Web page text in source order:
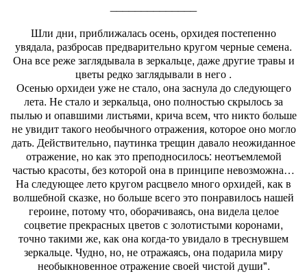
Шли дни, приближалась осень, орхидея постепенно
увядала, разбросав предварительно кругом черные семена.
Она все реже заглядывала в зеркальце, даже другие травы и
цветы редко заглядывали в него .
Осенью орхидеи уже не стало, она заснула до следующего
лета. Не стало и зеркальца, оно полностью скрылось за
пылью и опавшими листьями, крича всем, что никто больше
не увидит такого необычного отражения, которое оно могло
дать. Действительно, паутинка трещин давало неожиданное
отражение, но как это преподносилось: неотъемлемой
частью красоты, без которой она в принципе невозможна…
На следующее лето кругом расцвело много орхидей, как в
волшебной сказке, но больше всего это понравилось нашей
героине, потому что, оборачиваясь, она видела целое
соцветие прекрасных цветов с золотистыми коронами,
точно такими же, как она когда-то увидало в треснувшем
зеркальце. Чудно, но, не отражаясь, она подарила миру
необыкновенное отражение своей чистой души".